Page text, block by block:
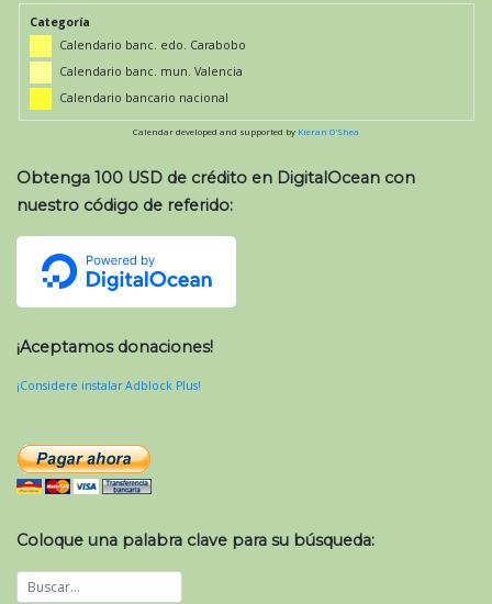
Categoría
Calendario banc. edo. Carabobo
Calendario banc. mun. Valencia
Calendario bancario nacional
Calendar developed and supported by Kieran O'Shea
Obtenga 100 USD de crédito en DigitalOcean con
nuestro código de referido:
¡Aceptamos donaciones!
¡Considere instalar Adblock Plus!
Coloque una palabra clave para su búsqueda: